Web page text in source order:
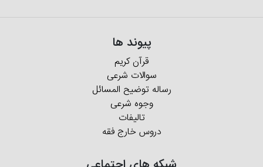
پیوند ها
قرآن کریم
سوالات شرعی
رساله توضیح المسائل
وجوه شرعی
تالیفات
دروس خارج فقه